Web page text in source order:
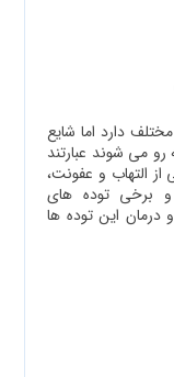
دارد اما شایع
می شوند عبارتند
از التهاب و عفونت،
و برخی توده های
این توده ها